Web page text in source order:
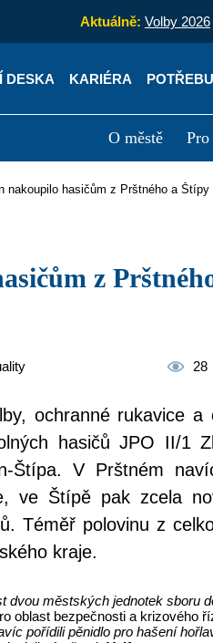
Aktuálně: Volby 2026
DESKA KARIÉRA
O městě
Úřední deska
nakoupilo hasičům z Prštného a
28
ochranné rukavice a
hasičů JPO II/1
Štípa. V Prštném
ve Štípě pak zcela
Téměř polovinu z
kraje.
dvou městských jednotek
oblast bezpečnosti a krizového
pořídili pěnidlo pro hašení